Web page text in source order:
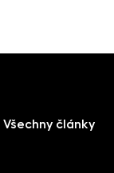
Všechny články